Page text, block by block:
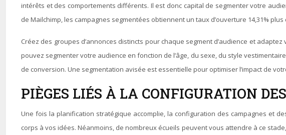
intérêts et des comportements différents. Il est donc capital de segmenter votre
de Mailchimp, les campagnes segmentées obtiennent un taux d’ouverture 14,31%
Créez des groupes d’annonces distincts pour chaque segment d’audience et
pouvez segmenter votre audience en fonction de l’âge, du sexe, du style
de conversion. Une segmentation avisée est essentielle pour optimiser l’impact de
PIÈGES LIÉS À LA CONFIGURATION
Une fois la planification stratégique accomplie, la configuration des campagnes et
corps à vos idées. Néanmoins, de nombreux écueils peuvent vous attendre à ce